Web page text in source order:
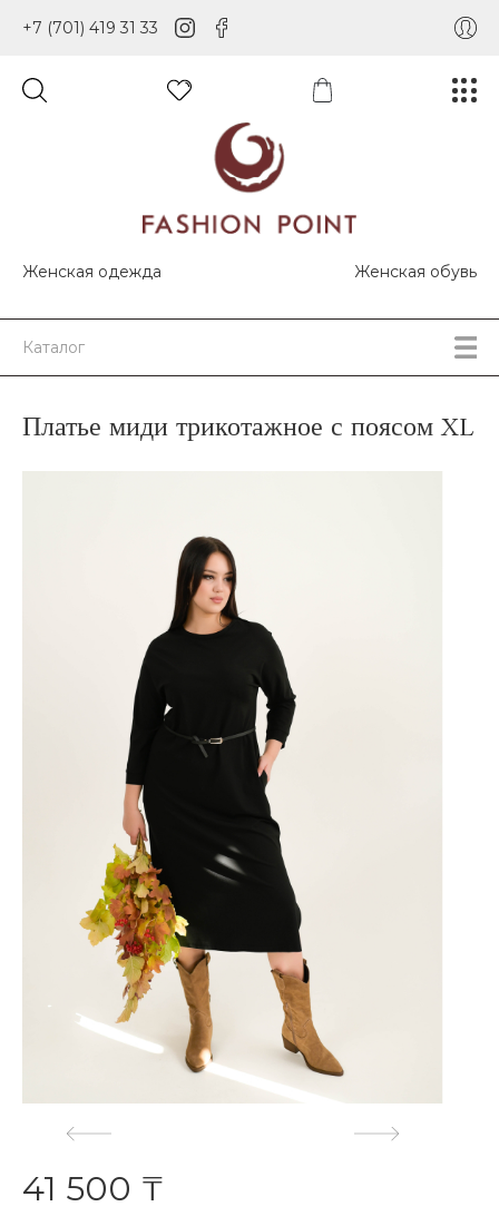
+7 (701) 419 31 33
Женская одежда Женская обувь
Каталог
Платье миди трикотажное с поясом XL
41 500 ₸